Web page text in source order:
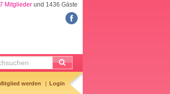
7 Mitglieder und 1436 Gäste
werden Login